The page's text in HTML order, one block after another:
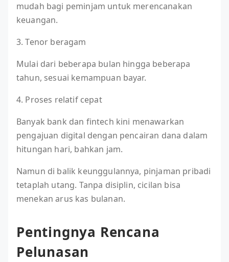
mudah bagi peminjam untuk merencanakan
keuangan.
3. Tenor beragam
Mulai dari beberapa bulan hingga beberapa
tahun, sesuai kemampuan bayar.
4. Proses relatif cepat
Banyak bank dan fintech kini menawarkan
pengajuan digital dengan pencairan dana dalam
hitungan hari, bahkan jam.
Namun di balik keunggulannya, pinjaman pribadi
tetaplah utang. Tanpa disiplin, cicilan bisa
menekan arus kas bulanan.
Pentingnya Rencana
Pelunasan